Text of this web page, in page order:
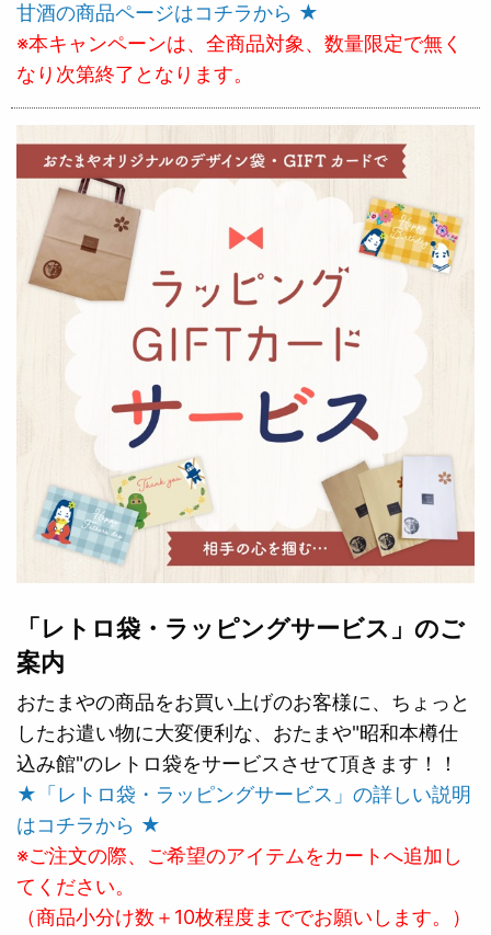
甘酒の商品ページはコチラから ★
※本キャンペーンは、全商品対象、数量限定で無く
なり次第終了となります。
「レトロ袋・ラッピングサービス」のご
案内
おたまやの商品をお買い上げのお客様に、ちょっと
したお遣い物に大変便利な、おたまや"昭和本樽仕
込み館"のレトロ袋をサービスさせて頂きます！！
★「レトロ袋・ラッピングサービス」の詳しい説明
はコチラから ★
※ご注文の際、ご希望のアイテムをカートへ追加し
てください。
（商品小分け数＋10枚程度まででお願いします。）